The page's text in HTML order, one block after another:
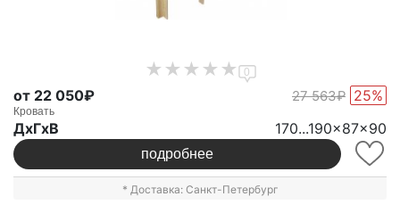
0
от 22 050₽ 27 563₽ 25%
Кровать
ДxГxВ 170...190x87x90
подробнее
* Доставка: Санкт-Петербург